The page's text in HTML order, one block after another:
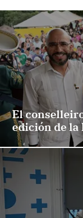
El
edición de la